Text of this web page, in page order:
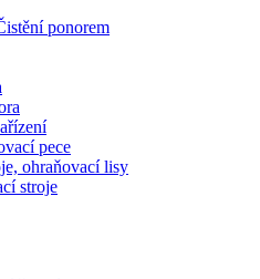
ponorem
pece
ohraňovací lisy
stroje